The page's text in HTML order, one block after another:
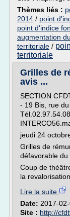
Thèmes liés :
2014 / point
point d'indice
augmentation
territoriale /
territoriale
Grilles de
avis ...
SECTION
- 19 Bis, rue du
jeudi 24
Grilles de
défavorable du
Coup de
la
Lire la suite
Date: 2017-
Site : http://